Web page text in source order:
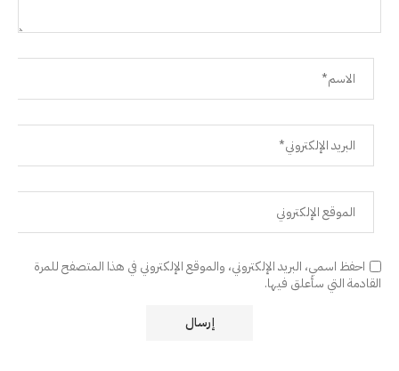
احفظ اسمي، البريد الإلكتروني، والموقع الإلكتروني في هذا المتصفح للمرة
القادمة التي سأعلق فيها.